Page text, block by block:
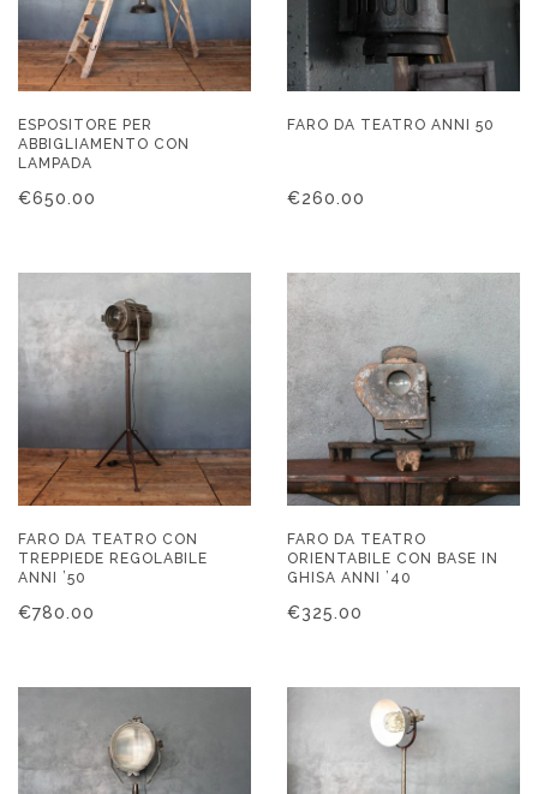
ESPOSITORE PER
ABBIGLIAMENTO CON
LAMPADA
€650.00
FARO DA TEATRO ANNI 50
€260.00
FARO DA TEATRO CON
TREPPIEDE REGOLABILE
ANNI ’50
€780.00
FARO DA TEATRO
ORIENTABILE CON BASE IN
GHISA ANNI ’40
€325.00